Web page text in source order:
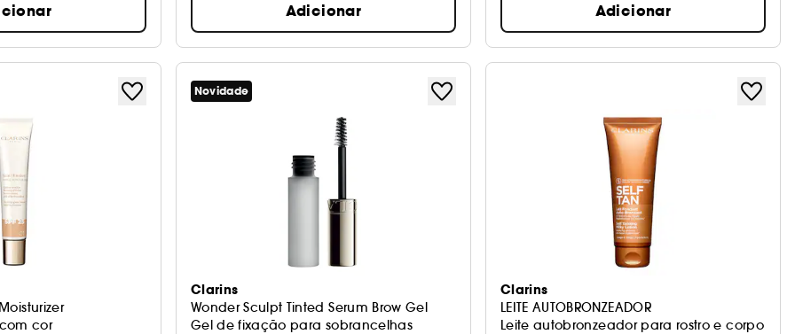
Adicionar Adicionar
cor
Novidade
Clarins
Wonder Sculpt Tinted Serum Brow Gel
Gel de fixação para sobrancelhas
Clarins
LEITE AUTOBRONZEADOR
Leite autobronzeador para rostro e corpo